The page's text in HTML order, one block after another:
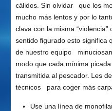
cálidos. Sin olvidar que los
mucho más lentos y por lo
clava con la misma
sentido figurado esto significa
de nuestro equipo
modo que cada mínima
transmitida al pescador. Les
técnicos para coger más
Use una línea de